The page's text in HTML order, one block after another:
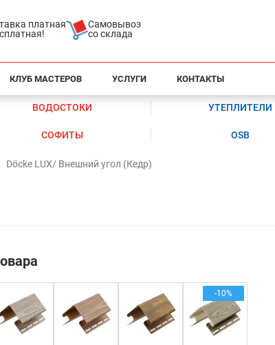
платная
Самовывоз
со склада
КЛУБ МАСТЕРОВ УСЛУГИ КОНТАКТЫ
ВОДОСТОКИ УТЕПЛИТЕЛИ
СОФИТЫ OSB
Döcke LUX/ Внешний угол (Кедр)
-10%